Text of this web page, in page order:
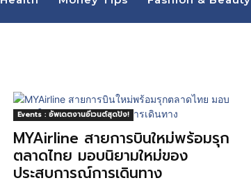
Events : อัพเดตงานอีเวนต์สุดปัง!
MYAirline สายการบินใหม่พร้อมรุก
ตลาดไทย มอบนิยามใหม่ของ
ประสบการณ์การเดินทาง